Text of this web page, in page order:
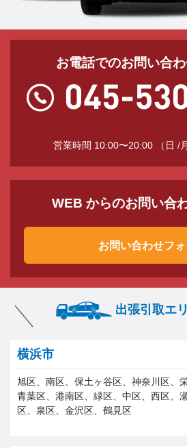
お電話でのお問い合
営業時間 10:00〜20:00 （日 /
WEB からのお問い合
お問い合わせフ
出張引取エ
横浜市
旭区、南区、保土ヶ谷区、神奈川区、
青葉区、港南区、緑区、中区、西区、
区、泉区、金沢区、鶴見区